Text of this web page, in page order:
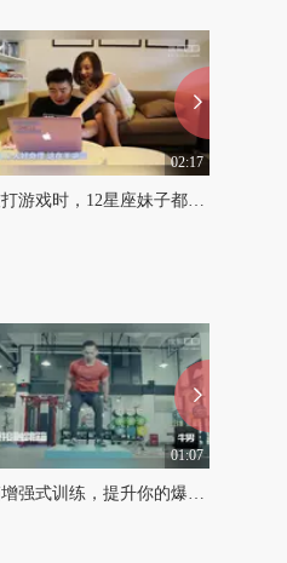
02:17
男友打游戏时，12星座妹子都做何反应？
01:07
跳箱增强式训练，提升你的爆发力！